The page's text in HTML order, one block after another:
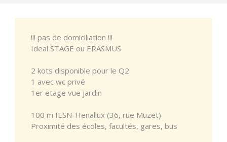
!!! pas de domiciliation !!!
Ideal STAGE ou ERASMUS
2 kots disponible pour le Q2
1 avec wc privé
1er etage vue jardin
100 m IESN-Henallux (36, rue Muzet)
Proximité des écoles, facultés, gares, bus